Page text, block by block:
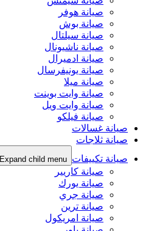
صيانة هوفر
صيانة بوش
صيانة سيلتال
صيانة ناشيونال
صيانة ادميرال
صيانة يونيفرسال
صيانة ميلا
صيانة وايت بوينت
صيانة وايت ويل
صيانة فيلكو
صيانة غسالات
صيانة ثلاجات
صيانة تكييفات Expand child menu
صيانة كاريير
صيانة يورك
صيانة جري
صيانة ترين
صيانة امريكول